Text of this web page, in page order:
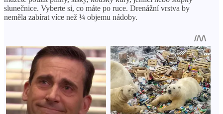
slunečnice. Vyberte si, co máte po ruce. Drenážní vrstva by
neměla zabírat více než ¼ objemu nádoby.